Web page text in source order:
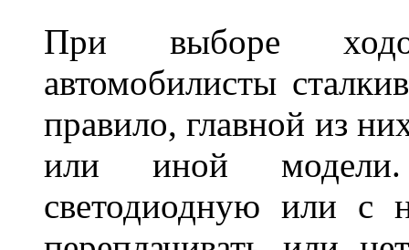
При выборе
автомобилисты
правило, главной из
или иной
светодиодную или с